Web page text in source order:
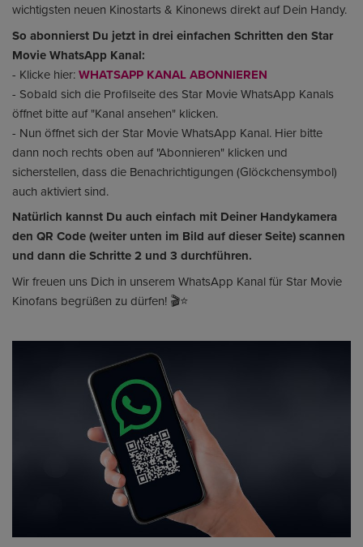
wichtigsten neuen Kinostarts & Kinonews direkt auf Dein Handy.
So abonnierst Du jetzt in drei einfachen Schritten den Star
Movie WhatsApp Kanal:
- Klicke hier:WHATSAPP KANAL ABONNIEREN
- Sobald sich die Profilseite des Star Movie WhatsApp Kanals
öffnet bitte auf "Kanal ansehen" klicken.
- Nun öffnet sich der Star Movie WhatsApp Kanal. Hier bitte
dann noch rechts oben auf "Abonnieren" klicken und
sicherstellen, dass die Benachrichtigungen (Glöckchensymbol)
auch aktiviert sind.
Natürlich kannst Du auch einfach mit Deiner Handykamera
den QR Code (weiter unten im Bild auf dieser Seite) scannen
und dann die Schritte 2 und 3 durchführen.
Wir freuen uns Dich in unserem WhatsApp Kanal für Star Movie
Kinofans begrüßen zu dürfen! 🎬⭐